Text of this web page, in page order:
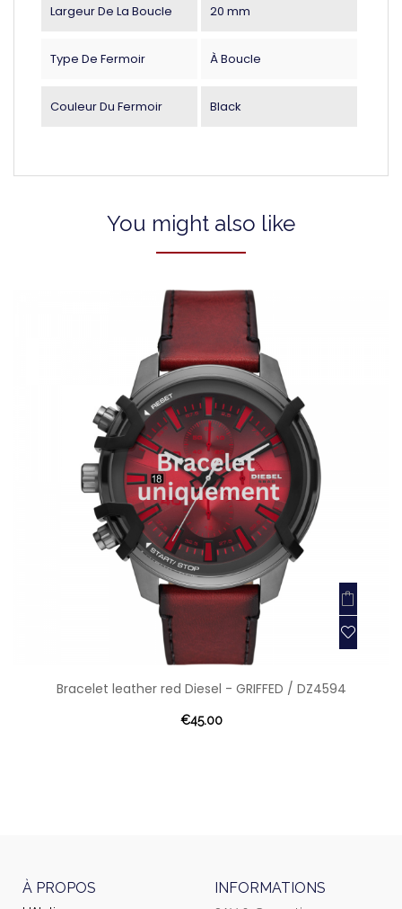
Largeur De La Boucle 20 mm
Type De Fermoir À Boucle
Couleur Du Fermoir Black
You might also like
Bracelet leather red Diesel - GRIFFED / DZ4594
€45.00
À PROPOS INFORMATIONS